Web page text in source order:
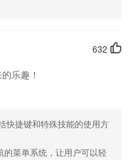
提供的分类错题。
靠的基本
?
；
632
乐趣！
快捷键和特殊技能的使用方
的菜单系统，让用户可以轻